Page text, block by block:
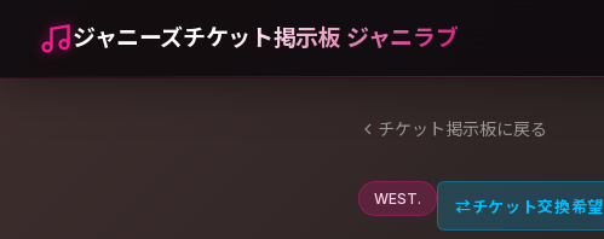
ジャニーズチケット掲示板 ジャニラブ
チケット掲示板に戻る
WEST. ⇄チケット交換希望